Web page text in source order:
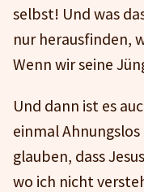
selbst! Und was
nur herausfinden,
Wenn wir seine
Und dann ist es
einmal
glauben, dass
wo ich nicht